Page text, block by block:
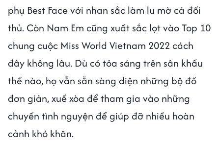
phụ Best Face với nhan sắc làm lu mờ cả đối
thủ. Còn Nam Em cũng xuất sắc lọt vào Top 10
chung cuộc Miss World Vietnam 2022 cách
đây không lâu. Dù có tỏa sáng trên sân khấu
thế nào, họ vẫn sẵn sàng diện những bộ đồ
đơn giản, xuề xòa để tham gia vào những
chuyến tình nguyện để giúp đỡ nhiều hoàn
cảnh khó khăn.